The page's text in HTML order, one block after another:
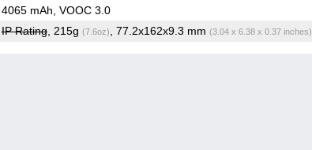
4065 mAh, VOOC 3.0
IP Rating, 215g (7.6oz) , 77.2x162x9.3 mm (3.04 x 6.38 x 0.37 inches)